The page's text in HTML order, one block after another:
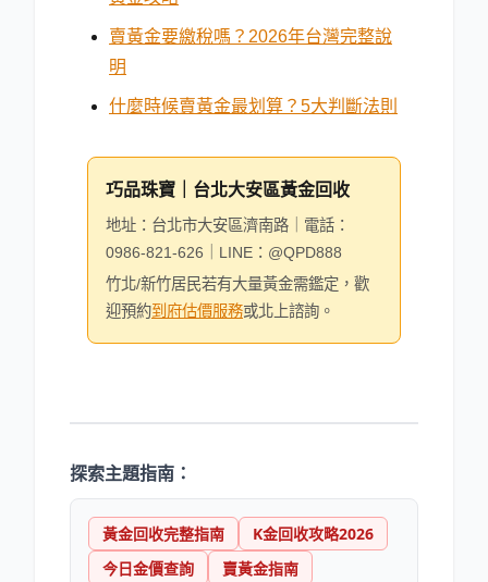
賣黃金要繳稅嗎？2026年台灣完整說
明
什麼時候賣黃金最划算？5大判斷法則
巧品珠寶｜台北大安區黃金回收
地址：台北市大安區濟南路｜電話：
0986-821-626｜LINE：@QPD888
竹北/新竹居民若有大量黃金需鑑定，歡
迎預約到府估價服務或北上諮詢。
探索主題指南：
黃金回收完整指南
K金回收攻略2026
今日金價查詢
賣黃金指南